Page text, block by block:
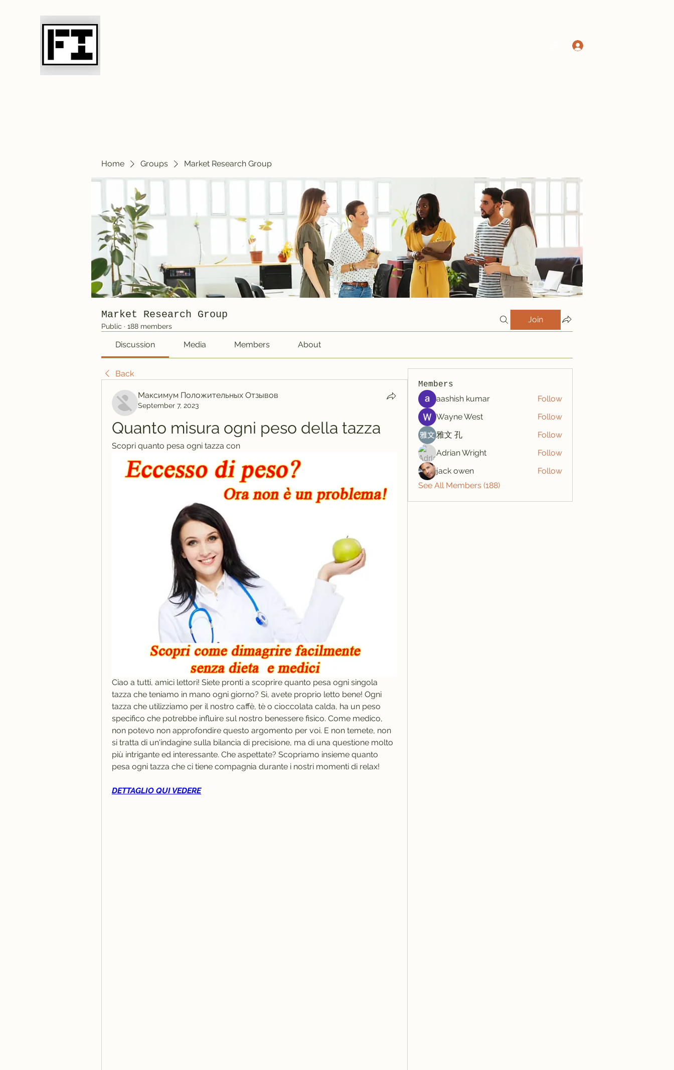
Home Groups Market Research Group
Market Research Group
Public · 188 members
Join
Discussion Media Members About
Back
Максимум Положительных Отзывов
September 7, 2023
Quanto misura ogni peso della tazza
Scopri quanto pesa ogni tazza con
Ciao a tutti, amici lettori! Siete pronti a scoprire quanto pesa ogni singola
tazza che teniamo in mano ogni giorno? Sì, avete proprio letto bene! Ogni
tazza che utilizziamo per il nostro caffè, tè o cioccolata calda, ha un peso
specifico che potrebbe influire sul nostro benessere fisico. Come medico,
non potevo non approfondire questo argomento per voi. E non temete, non
si tratta di un'indagine sulla bilancia di precisione, ma di una questione molto
più intrigante ed interessante. Che aspettate? Scopriamo insieme quanto
pesa ogni tazza che ci tiene compagnia durante i nostri momenti di relax!
DETTAGLIO QUI VEDERE
Members
aashish kumar
Follow
Wayne West
Follow
雅文 孔
Follow
Adrian Wright
Follow
jack owen
Follow
See All Members (188)